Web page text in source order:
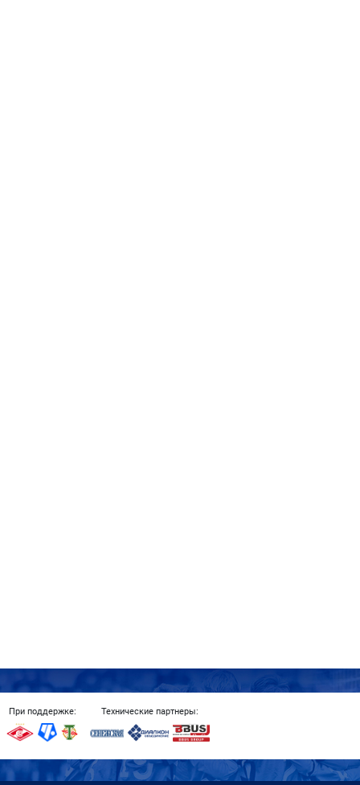
При поддержке: Технические партнеры: